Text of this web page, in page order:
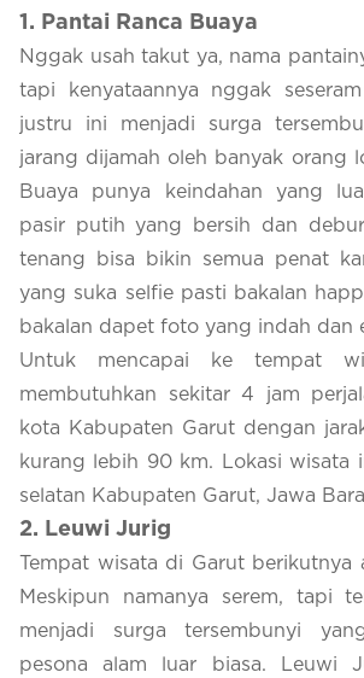
1 . Pantai Ranca Buaya
Nggak usah takut ya, nama
tapi kenyataannya nggak
justru ini menjadi surga
jarang dijamah oleh banyak orang
Buaya punya keindahan yang
pasir putih yang bersih dan
tenang bisa bikin semua penat
yang suka selfie pasti bakalan
bakalan dapet foto yang indah dan
Untuk mencapai ke tempat
membutuhkan sekitar 4 jam
kota Kabupaten Garut dengan
kurang lebih 90 km. Lokasi wisata
selatan Kabupaten Garut, Jawa
2. Leuwi Jurig
Tempat wisata di Garut berikutnya
Meskipun namanya serem, tapi
menjadi surga tersembunyi
pesona alam luar biasa. Leuwi